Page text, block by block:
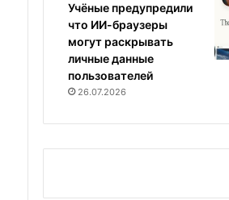
Учёные предупредили
что ИИ-браузеры
могут раскрывать
личные данные
пользователей
26.07.2026